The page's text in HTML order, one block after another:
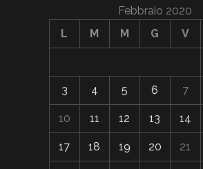
Febbraio 2020
L
M M G V
3 4 5 6 7
10 11 12 13 14
17 18 19 20 21